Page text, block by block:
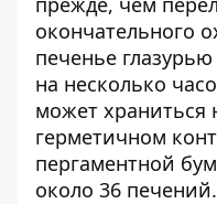
окончательного
печенье
на несколько
может храниться
герметичном
пергаментной
около 36 печений.